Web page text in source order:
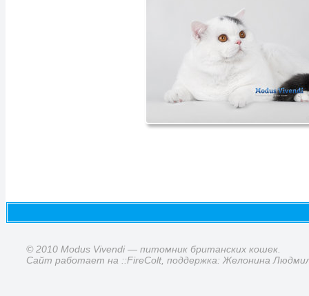
© 2010 Modus Vivendi — питомник британских кошек.
Сайт работает на ::FireColt, поддержка: Желонина